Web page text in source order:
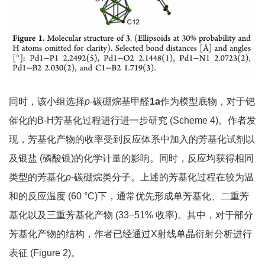
同时，该小组选择p-碳硼烷基甲醛1a作为模型底物，对于钯
催化的B-H芳基化过程进行进一步研究 (Scheme 4)。作者发
现，芳基化产物的收率受到反应体系中加入的芳基化试剂以
及银盐 (磷酸银)的化学计量的影响。同时，反应均获得相同
类型的芳基化p-碳硼烷类分子。上述的芳基化过程在较为温
和的反应温度 (60 °C)下，通常优先形成单芳基化、二重芳
基化以及三重芳基化产物 (33−51% 收率)。其中，对于部分
芳基化产物的结构，作者已经通过X射线单晶衍射分析进行
表征 (Figure 2)。